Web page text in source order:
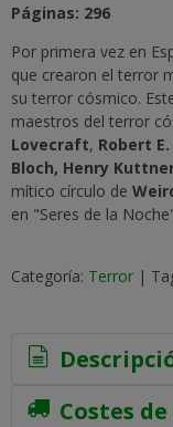
Páginas: 296
Por primera vez en
que crearon el terror
su terror cósmico.
maestros del terror
Lovecraft, Robert
Bloch, Henry
mítico círculo de
en "Seres de la
Categoría: Terror |
Costes